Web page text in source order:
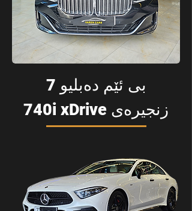
بی ئێم دەبلیو 7
زنجیرەی 740i xDrive